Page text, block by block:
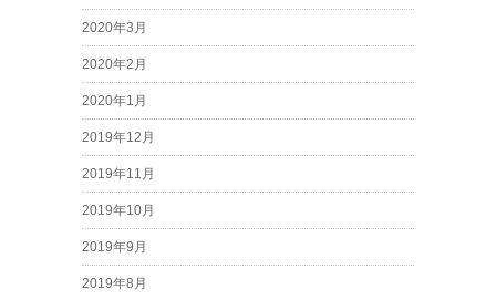
2020年3月
2020年2月
2020年1月
2019年12月
2019年11月
2019年10月
2019年9月
2019年8月